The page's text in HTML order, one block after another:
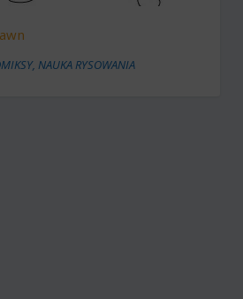
,NAUKA RYSOWANIA